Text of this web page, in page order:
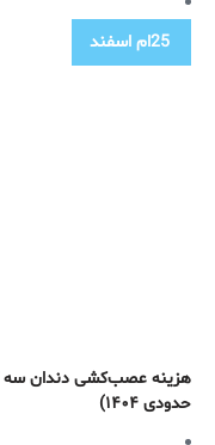
25ام اسفند
هزینه عصب‌کشی دندان سه
حدودی ۱۴۰۴)